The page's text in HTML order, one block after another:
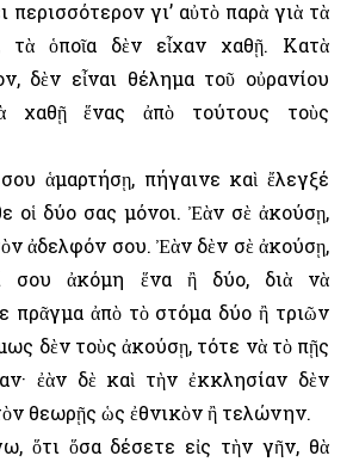
περισσότερον γι’ αὐτὸ παρὰ γιὰ τὰ
τὰ ὁποῖα δὲν εἶχαν χαθῇ. Κατὰ
δὲν εἶναι θέλημα τοῦ οὐρανίου
χαθῇ ἕνας ἀπὸ τούτους τοὺς
ἁμαρτήσῃ, πήγαινε καὶ ἔλεγξέ
οἱ δύο σας μόνοι. Ἐὰν σὲ ἀκούσῃ,
ἀδελφόν σου. Ἐὰν δὲν σὲ ἀκούσῃ,
σου ἀκόμη ἕνα ἢ δύο, διὰ νὰ
πρᾶγμα ἀπὸ τὸ στόμα δύο ἢ τριῶν
δὲν τοὺς ἀκούσῃ, τότε νὰ τὸ πῇς
ἐὰν δὲ καὶ τὴν ἐκκλησίαν δὲν
θεωρῇς ὡς ἐθνικὸν ἢ τελώνην.
ὅτι ὅσα δέσετε εἰς τὴν γῆν, θὰ